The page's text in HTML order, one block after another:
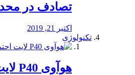
تصادف در
اکتبر 21, 2019
تکنولوژی
هوآوی P40 لایت احتمالا موبا